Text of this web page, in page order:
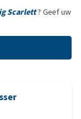
Scarlett? Geef uw